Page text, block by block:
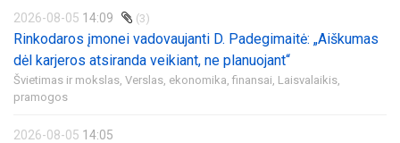
2026-08-05 14:09 (3)
Rinkodaros įmonei vadovaujanti D. Padegimaitė: „Aiškumas
dėl karjeros atsiranda veikiant, ne planuojant“
Švietimas ir mokslas, Verslas, ekonomika, finansai, Laisvalaikis,
pramogos
2026-08-05 14:05